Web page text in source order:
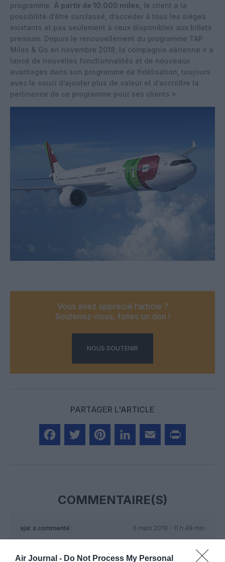
Air Journal - Do Not Process My Personal
programme. À partir de 10.000 miles , le client a la
possibilité d’être surclassé, d’accéder à tous les sièges
existants et pas seulement à ceux disponibles aux billets
premium. Depuis le renouvellement du programme TAP
Miles & Go en novembre 2018, la compagnie aérienne « a
lancé de nouvelles fonctionnalités et de nouveaux
avantages dans son programme de fidélisation, toujours
avec le souci d’ajouter plus de valeur et d’accroître la
pertinence de ce programme pour ses clients ».
Vous avez apprécié l’article ?
Soutenez-nous, faites un don !
NOUS SOUTENIR
PARTAGER L'ARTICLE
COMMENTAIRE(S)
ajar a commenté :
6 mars 2019 - 11 h 49 min